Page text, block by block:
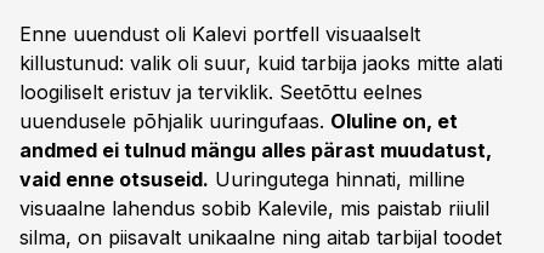
Enne uuendust oli Kalevi portfell visuaalselt
killustunud: valik oli suur, kuid tarbija jaoks mitte alati
loogiliselt eristuv ja terviklik. Seetõttu eelnes
uuendusele põhjalik uuringufaas. Oluline on, et
andmed ei tulnud mängu alles pärast muudatust,
vaid enne otsuseid. Uuringutega hinnati, milline
visuaalne lahendus sobib Kalevile, mis paistab riiulil
silma, on piisavalt unikaalne ning aitab tarbijal toodet